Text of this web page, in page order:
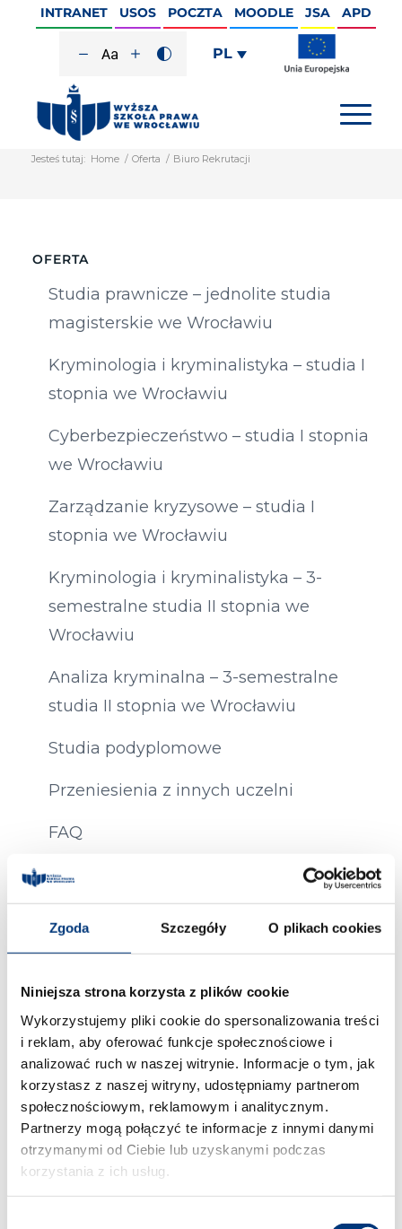
Zgoda Szczegóły O plikach cookies
Niniejsza strona korzysta z plików cookie
Wykorzystujemy pliki cookie do spersonalizowania treści
i reklam, aby oferować funkcje społecznościowe i
analizować ruch w naszej witrynie. Informacje o tym, jak
korzystasz z naszej witryny, udostępniamy partnerom
społecznościowym, reklamowym i analitycznym.
Partnerzy mogą połączyć te informacje z innymi danymi
otrzymanymi od Ciebie lub uzyskanymi podczas
korzystania z ich usług.
INTRANET USOS POCZTA MOODLE JSA APD
PL
Jesteś tutaj: Home / Oferta / Biuro Rekrutacji
OFERTA
Studia prawnicze – jednolite studia
magisterskie we Wrocławiu
Kryminologia i kryminalistyka – studia I
stopnia we Wrocławiu
Cyberbezpieczeństwo – studia I stopnia
we Wrocławiu
Zarządzanie kryzysowe – studia I
stopnia we Wrocławiu
Kryminologia i kryminalistyka – 3-
semestralne studia II stopnia we
Wrocławiu
Analiza kryminalna – 3-semestralne
studia II stopnia we Wrocławiu
Studia podyplomowe
Przeniesienia z innych uczelni
FAQ
Biuro Rekrutacji
poniedziałek – piątek: 8:00 –
16:00
środa: 10:00 – 18:00
tel. 71 71 88 111
e-mail:
rekrutacja@prawowroclaw.edu.pl
ul. św. Jadwigi 12, 50 – 266 Wrocław